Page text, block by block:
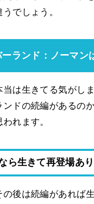
でしょう。
ランド：ノーマン
当は生きてる気がし
ンドの続編があるの
れます。
ら生きて再登場あり
の後は続編があれば